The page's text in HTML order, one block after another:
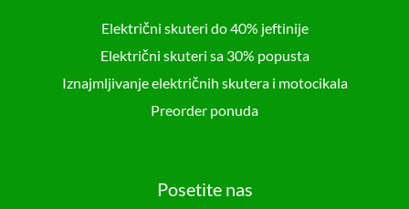
Električni skuteri do 40% jeftinije
Električni skuteri sa 30% popusta
Iznajmljivanje električnih skutera i motocikala
Preorder ponuda
Posetite nas